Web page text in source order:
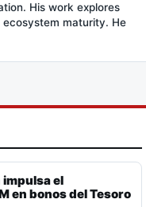
His work explores
ecosystem maturity. He
el
en bonos del Tesoro